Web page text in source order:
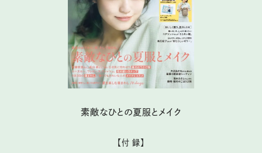
素敵なひとの夏服とメイク
【付 録】